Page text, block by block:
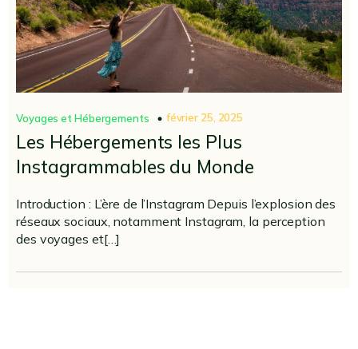
Voyages et Hébergements février 25, 2025
Les Hébergements les Plus
Instagrammables du Monde
Introduction : L’ère de l’Instagram Depuis l’explosion des
réseaux sociaux, notamment Instagram, la perception
des voyages et[…]